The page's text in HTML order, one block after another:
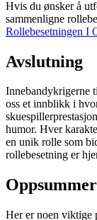
Hvis du ønsker å
sammenligne
Rollebesetningen I
Avslutning
Innebandykrigerne
oss et innblikk i
humor. Hver
en unik rolle som
rollebesetning er
Her er noen viktige